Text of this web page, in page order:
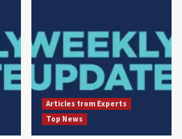
Articles from Experts
Top News